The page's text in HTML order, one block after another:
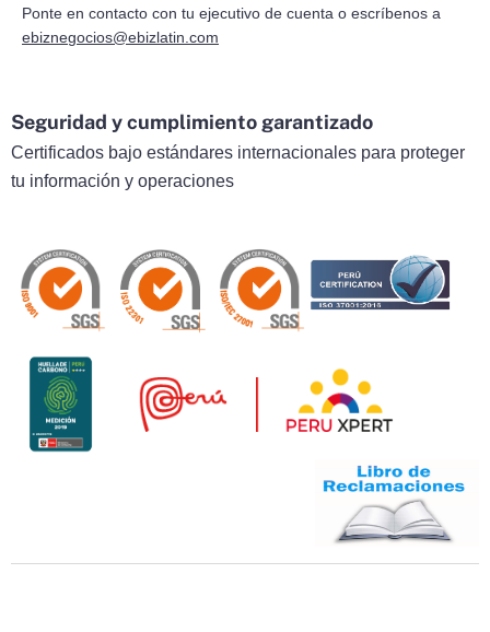
Ponte en contacto con tu ejecutivo de cuenta o escríbenos a
ebiznegocios@ebizlatin.com
Seguridad y cumplimiento garantizado
Certificados bajo estándares internacionales para proteger
tu información y operaciones